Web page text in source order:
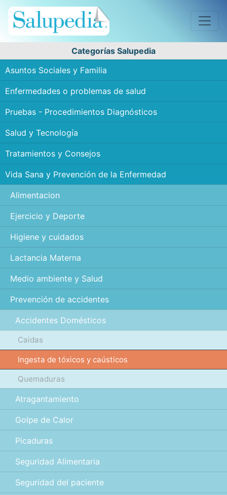
Categorías Salupedia
Asuntos Sociales y Familia
Enfermedades o problemas de salud
Pruebas - Procedimientos Diagnósticos
Salud y Tecnología
Tratamientos y Consejos
Vida Sana y Prevención de la Enfermedad
Alimentacion
Ejercicio y Deporte
Higiene y cuidados
Lactancia Materna
Medio ambiente y Salud
Prevención de accidentes
Accidentes Domésticos
Caidas
Ingesta de tóxicos y caústicos
Quemaduras
Atragantamiento
Golpe de Calor
Picaduras
Seguridad Alimentaria
Seguridad del paciente